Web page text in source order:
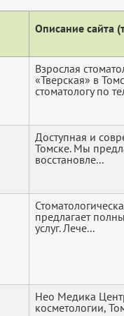
Описание сайта
Взрослая
«Тверская» в
стоматологу по
Доступная и
Томске. Мы
восстановле...
предлагает
услуг. Лече...
Нео Медика
косметологии,